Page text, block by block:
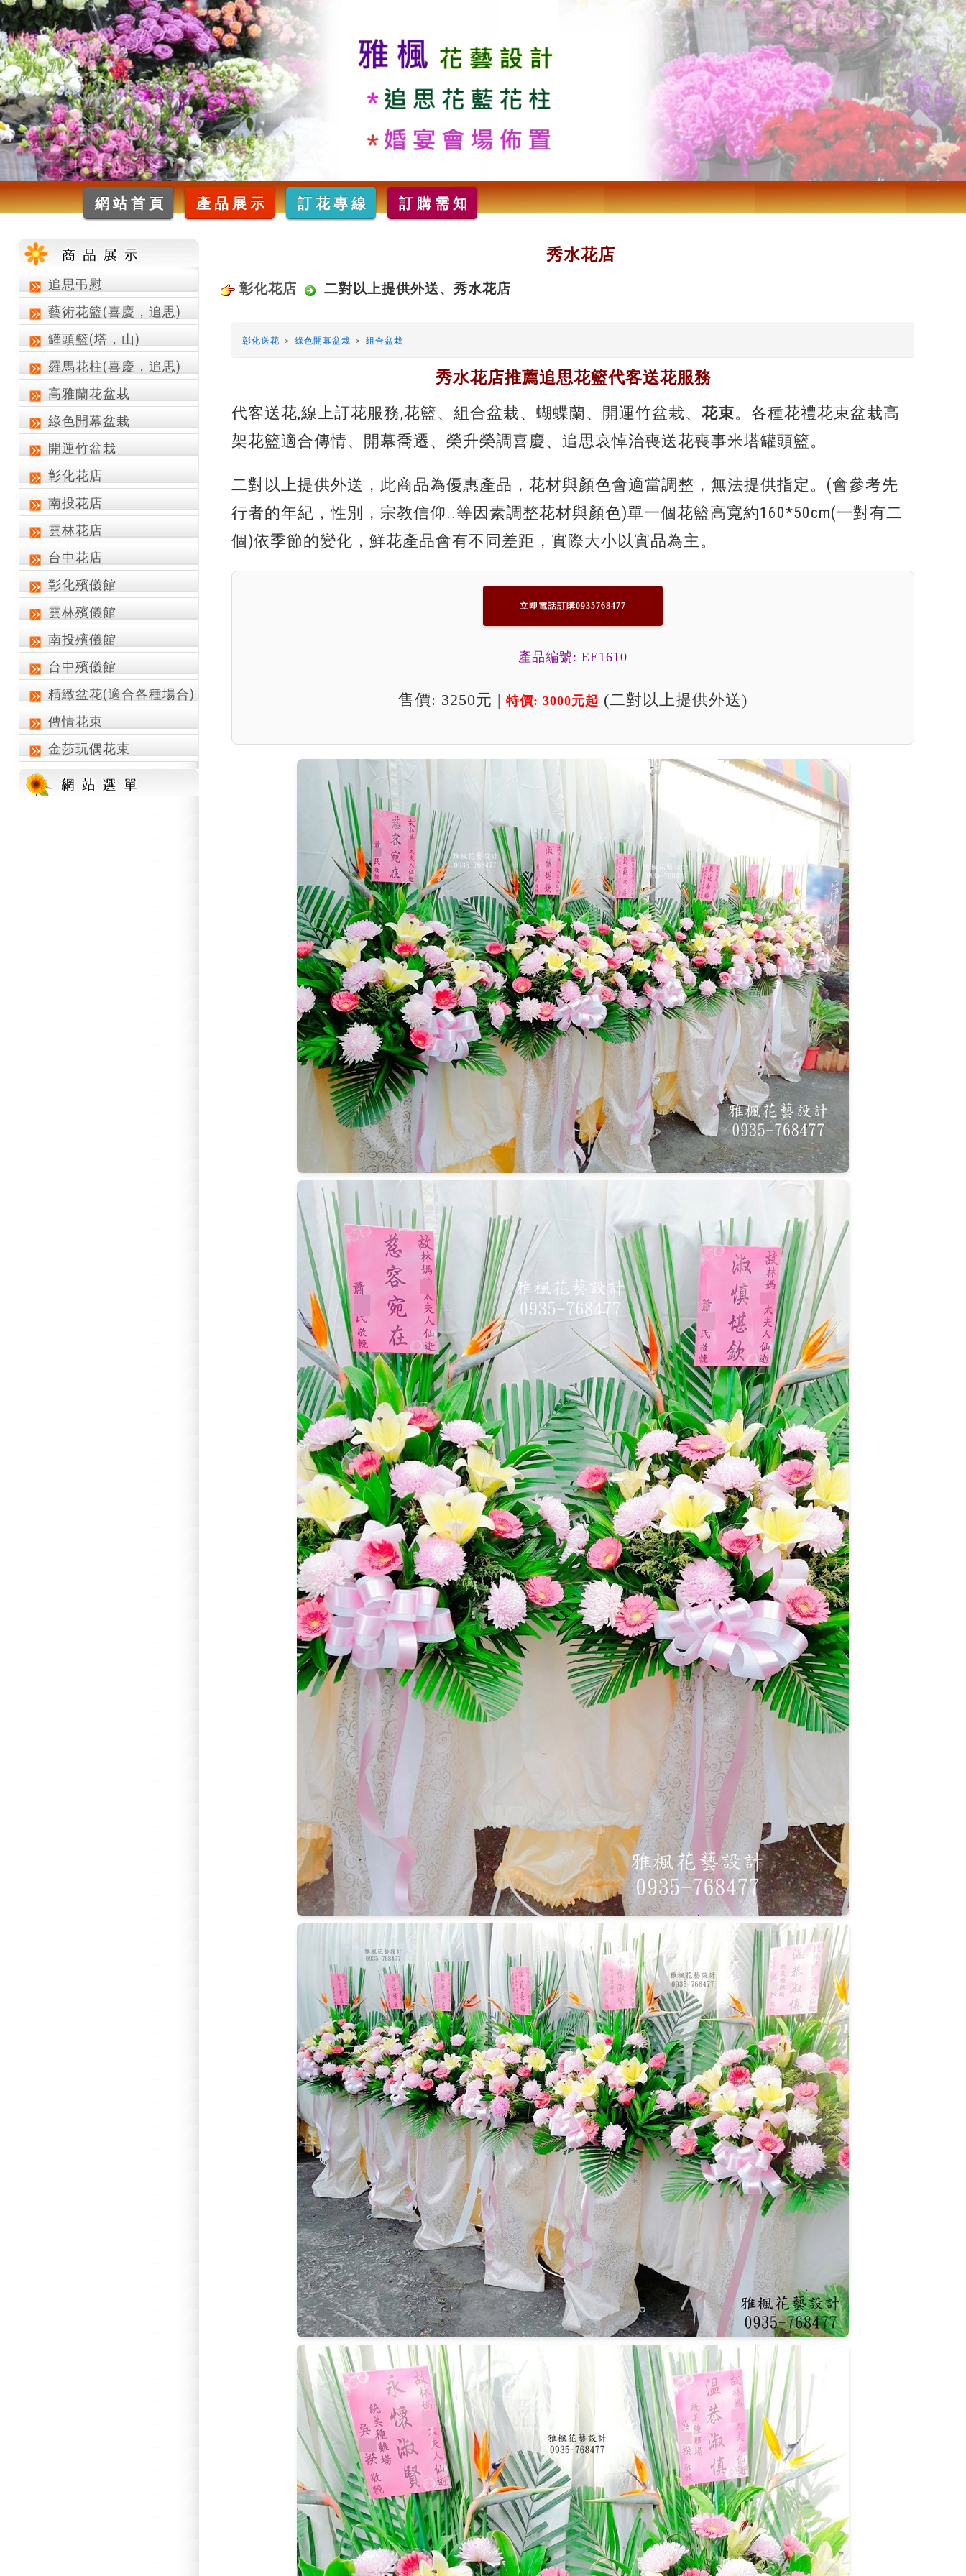
網站首頁 產品展示 訂花專線 訂購需知
追思弔慰
藝術花籃(喜慶，追思)
罐頭籃(塔，山)
羅馬花柱(喜慶，追思)
高雅蘭花盆栽
綠色開幕盆栽
開運竹盆栽
彰化花店
南投花店
雲林花店
台中花店
彰化殯儀館
雲林殯儀館
南投殯儀館
台中殯儀館
精緻盆花(適合各種場合)
傳情花束
金莎玩偶花束
秀水花店
彰化花店 二對以上提供外送、秀水花店
彰化送花 ＞ 綠色開幕盆栽 ＞ 組合盆栽
秀水花店推薦追思花籃代客送花服務
代客送花,線上訂花服務,花籃、組合盆栽、蝴蝶蘭、開運竹盆栽、 花束。各種花禮花束盆栽高
架花籃適合傳情、開幕喬遷、榮升榮調喜慶、追思哀悼治喪送花喪事米塔罐頭籃。
二對以上提供外送，此商品為優惠產品，花材與顏色會適當調整，無法提供指定。(會參考先
行者的年紀，性別，宗教信仰..等因素調整花材與顏色)單一個花籃高寬約160*50cm(一對有二
個)依季節的變化，鮮花產品會有不同差距，實際大小以實品為主。
立即電話訂購0935768477
產品編號: EE1610
售價: 3250元 | 特價: 3000元起 (二對以上提供外送)